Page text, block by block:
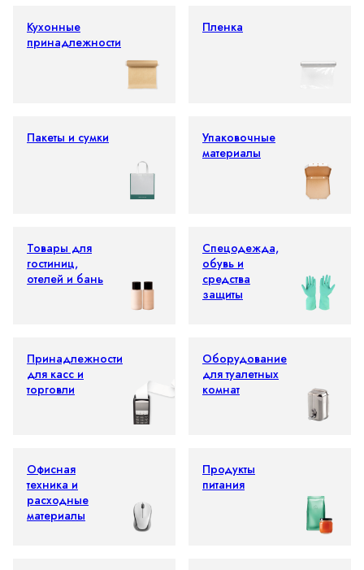
Кухонные
принадлежности
Пленка
Пакеты и сумки
Упаковочные
материалы
Товары для
гостиниц,
отелей и бань
Спецодежда,
обувь и
средства
защиты
Принадлежности
для касс и
торговли
Оборудование
для туалетных
комнат
Офисная
техника и
расходные
материалы
Продукты
питания